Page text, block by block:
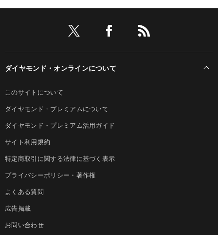
ダイヤモンド・オンラインについて
このサイトについて
ダイヤモンド・プレミアムについて
ダイヤモンド・プレミアム活用ガイド
サイト利用規約
特定商取引に関する法律に基づく表示
プライバシーポリシー・著作権
よくある質問
広告掲載
お問い合わせ